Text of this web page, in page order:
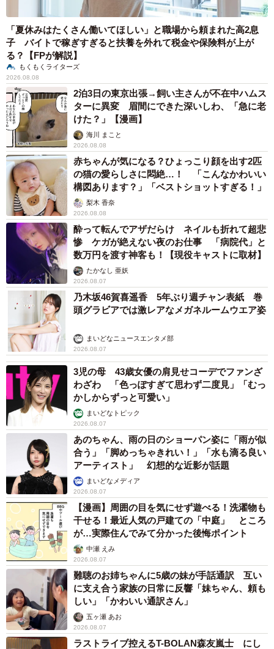
「夏休みはたくさん働いてほしい」と職場から頼まれた高2息
子 バイトで稼ぎすぎると扶養を外れて税金や保険料が上が
る？【FPが解説】
もくもくライターズ
2026.08.08
2泊3日の東京出張→飼い主さんが不在中ハムス
ターに異変 眉間にできた深いしわ、「急に老
けた？」【漫画】
海川 まこと
2026.08.08
赤ちゃんが気になる？ひょっこり顔を出す2匹
の猫の愛らしさに悶絶…！ 「こんなかわいい
構図あります？」「ベストショットすぎる！」
梨木 香奈
2026.08.08
酔って転んでアザだらけ ネイルも折れて超悲
惨 ケガが絶えない夜のお仕事 「病院代」と
数万円を渡す神客も！【現役キャストに取材】
たかなし 亜妖
2026.08.07
乃木坂46賀喜遥香 5年ぶり週チャン表紙 巻
頭グラビアでは激レアなメガネルームウエア姿
まいどなニュースエンタメ部
2026.08.07
3児の母 43歳女優の肩見せコーデでファンざ
わざわ 「色っぽすぎて思わず二度見」「むっ
かしからずっと可愛い」
まいどなトピック
2026.08.07
あのちゃん、雨の日のショーパン姿に「雨が似
合う」「脚めっちゃきれい！」「水も滴る良い
アーティスト」 幻想的な近影が話題
まいどなメディア
2026.08.07
【漫画】周囲の目を気にせず遊べる！洗濯物も
干せる！最近人気の戸建ての「中庭」 ところ
が…実際住んでみて分かった後悔ポイント
中瀬 えみ
2026.08.07
難聴のお姉ちゃんに5歳の妹が手話通訳 互い
に支え合う家族の日常に反響「妹ちゃん、頼も
しい」「かわいい通訳さん」
五ヶ瀬 あお
2026.08.07
ラストライブ控えるT-BOLAN森友嵐士 にし